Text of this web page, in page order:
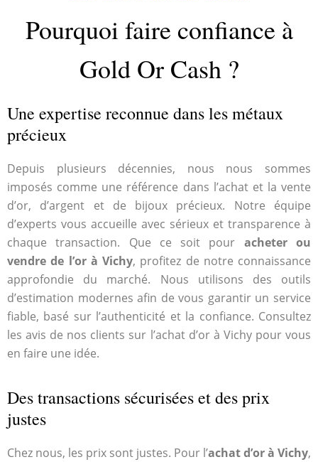
Pourquoi faire confiance à
Gold Or Cash ?
Une expertise reconnue dans les métaux
précieux
Depuis plusieurs décennies, nous nous sommes
imposés comme une référence dans l’achat et la vente
d’or, d’argent et de bijoux précieux. Notre équipe
d’experts vous accueille avec sérieux et transparence à
chaque transaction. Que ce soit pour acheter ou
vendre de l’or à Vichy, profitez de notre connaissance
approfondie du marché. Nous utilisons des outils
d’estimation modernes afin de vous garantir un service
fiable, basé sur l’authenticité et la confiance. Consultez
les avis de nos clients sur l’achat d’or à Vichy pour vous
en faire une idée.
Des transactions sécurisées et des prix
justes
Chez nous, les prix sont justes. Pour l’achat d’or à Vichy,